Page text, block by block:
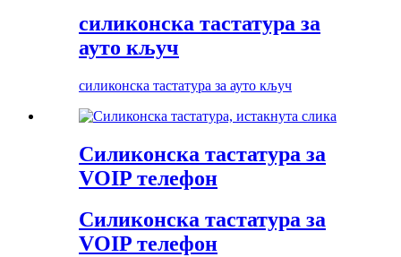
силиконска тастатура за
ауто кључ
силиконска тастатура за ауто кључ
Силиконска тастатура за
VOIP телефон
Силиконска тастатура за
VOIP телефон